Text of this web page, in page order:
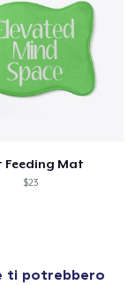
Feeding Mat
$23
ti potrebbero